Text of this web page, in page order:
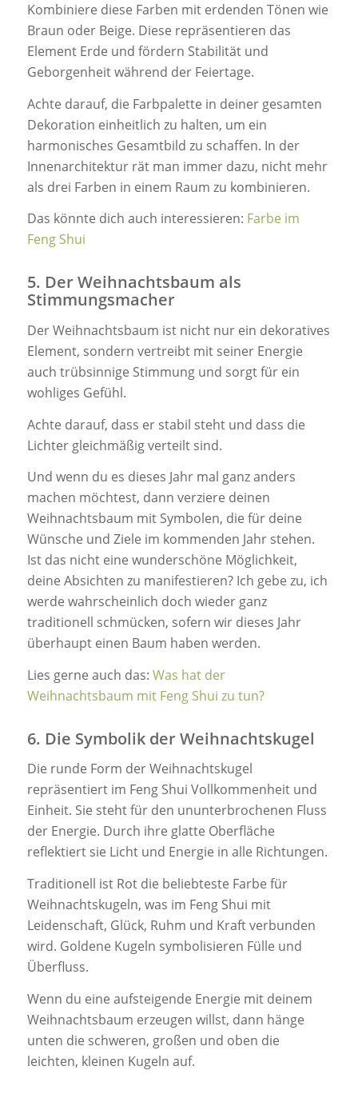
Kombiniere diese Farben mit erdenden Tönen wie
Braun oder Beige. Diese repräsentieren das
Element Erde und fördern Stabilität und
Geborgenheit während der Feiertage.
Achte darauf, die Farbpalette in deiner gesamten
Dekoration einheitlich zu halten, um ein
harmonisches Gesamtbild zu schaffen. In der
Innenarchitektur rät man immer dazu, nicht mehr
als drei Farben in einem Raum zu kombinieren.
Das könnte dich auch interessieren: Farbe im
Feng Shui
5. Der Weihnachtsbaum als
Stimmungsmacher
Der Weihnachtsbaum ist nicht nur ein dekoratives
Element, sondern vertreibt mit seiner Energie
auch trübsinnige Stimmung und sorgt für ein
wohliges Gefühl.
Achte darauf, dass er stabil steht und dass die
Lichter gleichmäßig verteilt sind.
Und wenn du es dieses Jahr mal ganz anders
machen möchtest, dann verziere deinen
Weihnachtsbaum mit Symbolen, die für deine
Wünsche und Ziele im kommenden Jahr stehen.
Ist das nicht eine wunderschöne Möglichkeit,
deine Absichten zu manifestieren? Ich gebe zu, ich
werde wahrscheinlich doch wieder ganz
traditionell schmücken, sofern wir dieses Jahr
überhaupt einen Baum haben werden.
Lies gerne auch das: Was hat der
Weihnachtsbaum mit Feng Shui zu tun?
6. Die Symbolik der Weihnachtskugel
Die runde Form der Weihnachtskugel
repräsentiert im Feng Shui Vollkommenheit und
Einheit. Sie steht für den ununterbrochenen Fluss
der Energie. Durch ihre glatte Oberfläche
reflektiert sie Licht und Energie in alle Richtungen.
Traditionell ist Rot die beliebteste Farbe für
Weihnachtskugeln, was im Feng Shui mit
Leidenschaft, Glück, Ruhm und Kraft verbunden
wird. Goldene Kugeln symbolisieren Fülle und
Überfluss.
Wenn du eine aufsteigende Energie mit deinem
Weihnachtsbaum erzeugen willst, dann hänge
unten die schweren, großen und oben die
leichten, kleinen Kugeln auf.